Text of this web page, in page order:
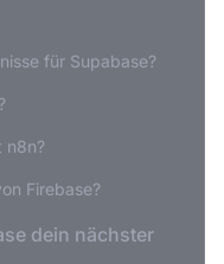
für Supabase?
n8n?
Firebase?
dein nächster